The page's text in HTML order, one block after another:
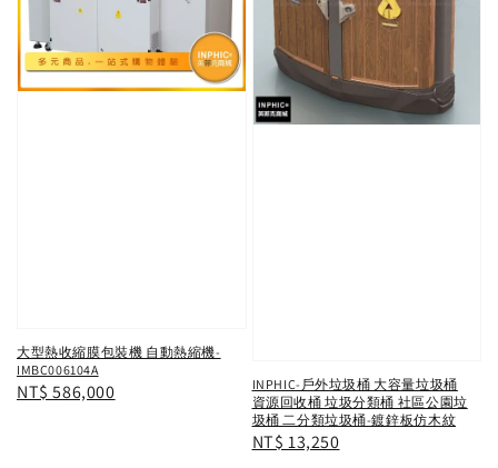
大型熱收縮膜包裝機 自動熱縮機-
IMBC006104A
Regular
NT$ 586,000
INPHIC-戶外垃圾桶 大容量垃圾桶
資源回收桶 垃圾分類桶 社區公園垃
圾桶 二分類垃圾桶-鍍鋅板仿木紋
Regular
NT$ 13,250